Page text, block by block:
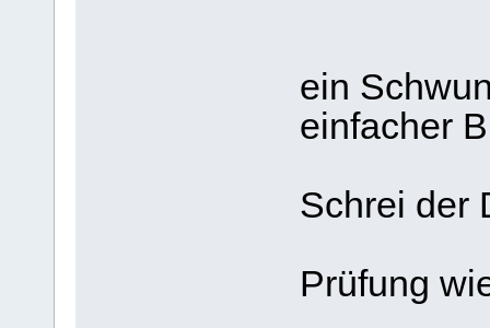
ein
einfacher
Schrei der
Prüfung